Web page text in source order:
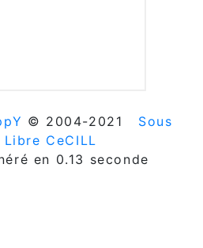
© 2004-2021
Sous
CeCILL
en 0.13 seconde